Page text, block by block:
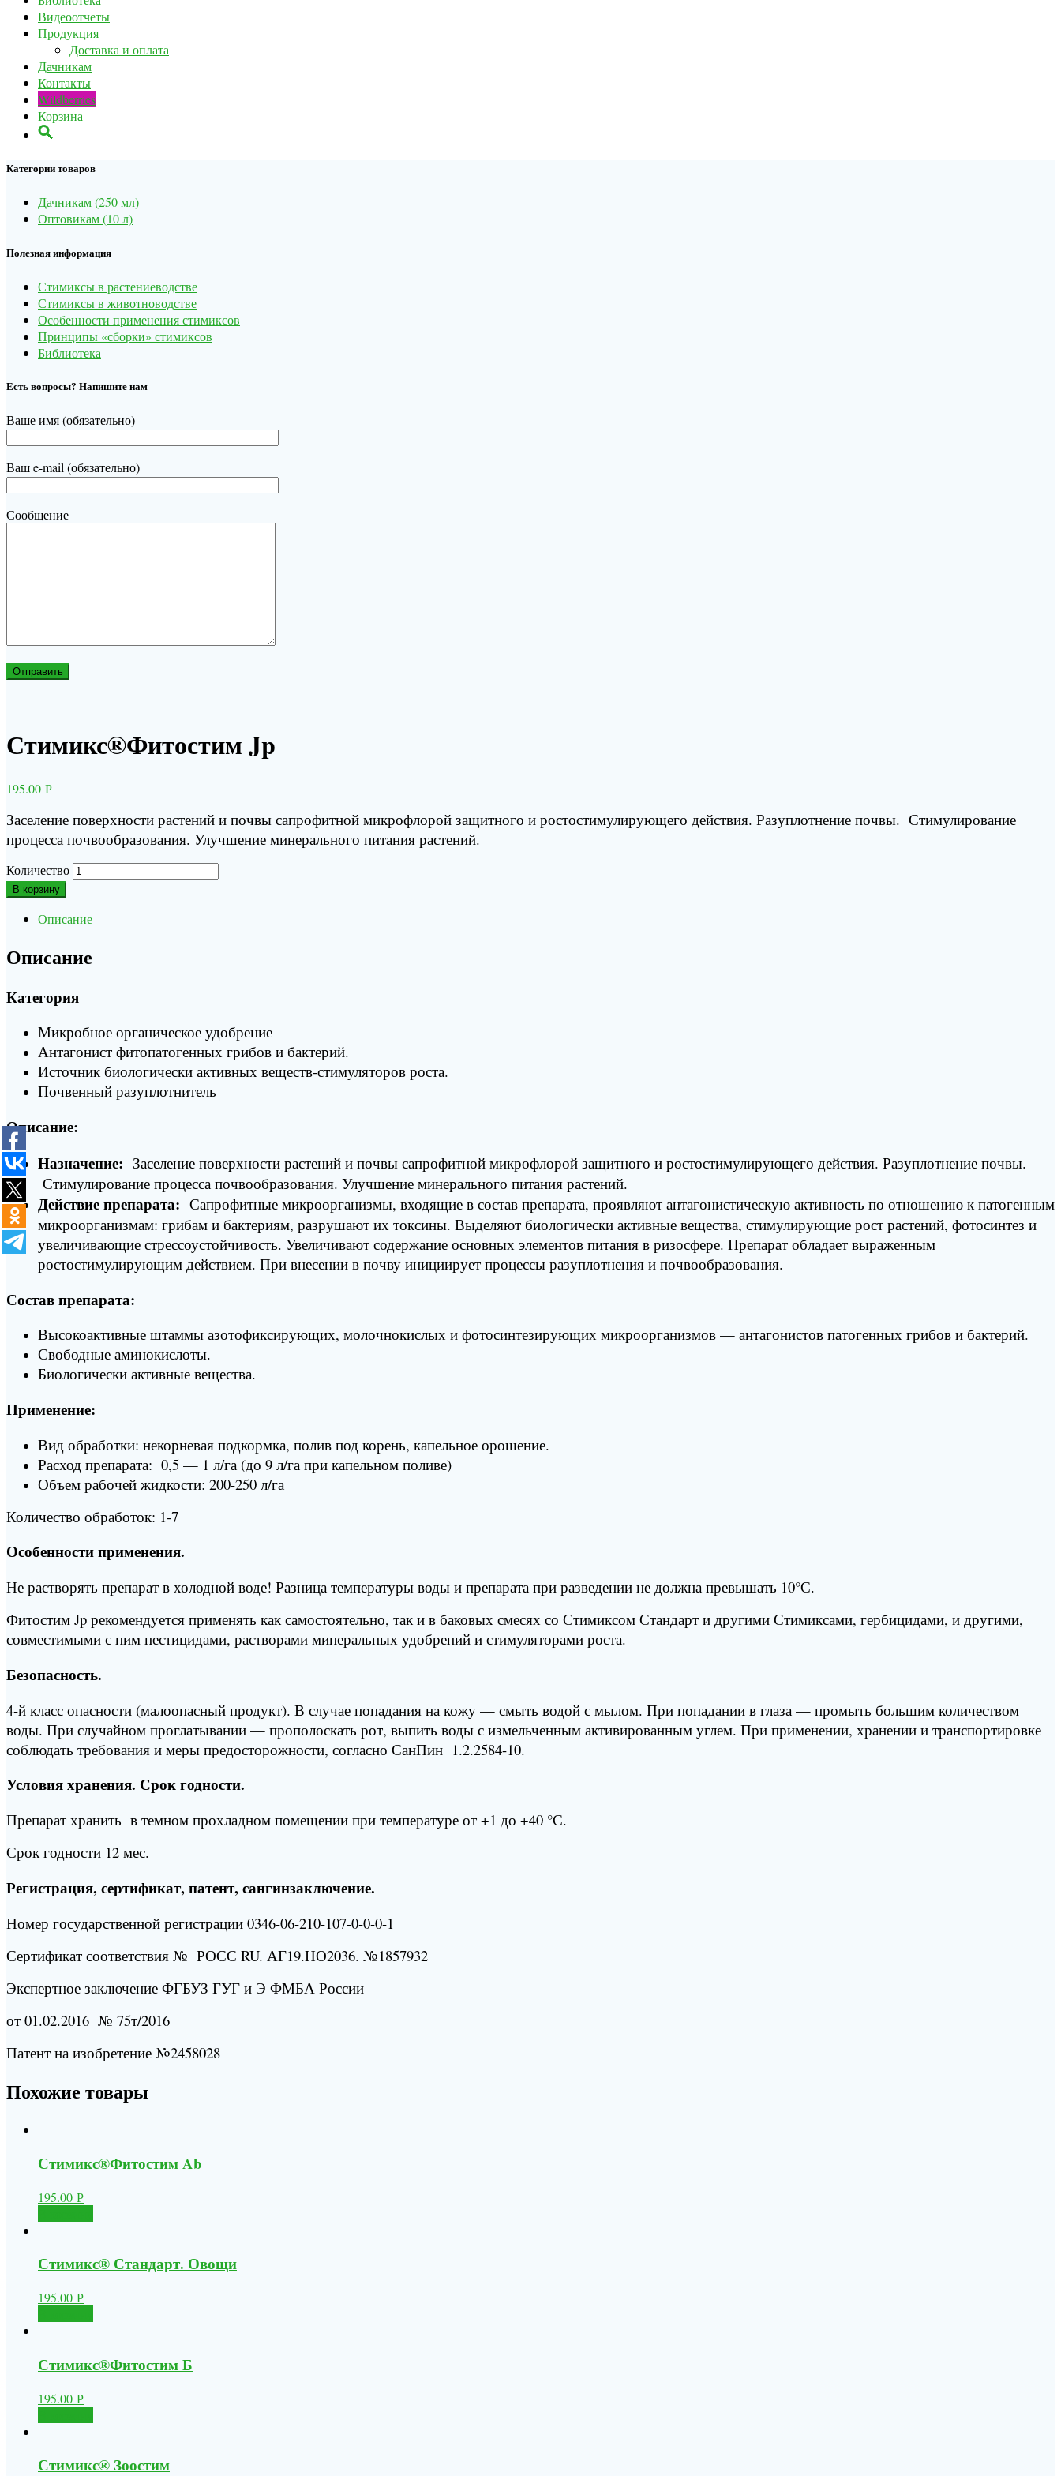
Видеоотчеты
Продукция
Доставка и оплата
Дачникам
Контакты
Wildberries
Корзина
Категории товаров
Дачникам (250 мл)
Оптовикам (10 л)
Полезная информация
Стимиксы в растениеводстве
Стимиксы в животноводстве
Особенности применения стимиксов
Принципы «сборки» стимиксов
Библиотека
Есть вопросы? Напишите нам
Ваше имя (обязательно)
Ваш e-mail (обязательно)
Сообщение
Стимикс®Фитостим Jp
195.00 Р
Заселение поверхности растений и почвы сапрофитной микрофлорой защитного и ростостимулирующего действия. Разуплотнение почвы. Стимулирование
процесса почвообразования. Улучшение минерального питания растений.
Количество
В корзину
Описание
Описание
Категория
Микробное органическое удобрение
Антагонист фитопатогенных грибов и бактерий.
Источник биологически активных веществ-стимуляторов роста.
Почвенный разуплотнитель
Описание:
Назначение: Заселение поверхности растений и почвы сапрофитной микрофлорой защитного и ростостимулирующего действия. Разуплотнение почвы.
Стимулирование процесса почвообразования. Улучшение минерального питания растений.
Действие препарата: Сапрофитные микроорганизмы, входящие в состав препарата, проявляют антагонистическую активность по отношению к патогенным
микроорганизмам: грибам и бактериям, разрушают их токсины. Выделяют биологически активные вещества, стимулирующие рост растений, фотосинтез и
увеличивающие стрессоустойчивость. Увеличивают содержание основных элементов питания в ризосфере. Препарат обладает выраженным
ростостимулирующим действием. При внесении в почву инициирует процессы разуплотнения и почвообразования.
Состав препарата:
Высокоактивные штаммы азотофиксирующих, молочнокислых и фотосинтезирующих микроорганизмов — антагонистов патогенных грибов и бактерий.
Свободные аминокислоты.
Биологически активные вещества.
Применение:
Вид обработки: некорневая подкормка, полив под корень, капельное орошение.
Расход препарата: 0,5 — 1 л/га (до 9 л/га при капельном поливе)
Объем рабочей жидкости: 200-250 л/га
Количество обработок: 1-7
Особенности применения.
Не растворять препарат в холодной воде! Разница температуры воды и препарата при разведении не должна превышать 10°С.
Фитостим Jp рекомендуется применять как самостоятельно, так и в баковых смесях со Стимиксом Стандарт и другими Стимиксами, гербицидами, и другими,
совместимыми с ним пестицидами, растворами минеральных удобрений и стимуляторами роста.
Безопасность.
4-й класс опасности (малоопасный продукт). В случае попадания на кожу — смыть водой с мылом. При попадании в глаза — промыть большим количеством
воды. При случайном проглатывании — прополоскать рот, выпить воды с измельченным активированным углем. При применении, хранении и транспортировке
соблюдать требования и меры предосторожности, согласно СанПин 1.2.2584-10.
Условия хранения. Срок годности.
Препарат хранить в темном прохладном помещении при температуре от +1 до +40 °С.
Срок годности 12 мес.
Регистрация, сертификат, патент, сангинзаключение.
Номер государственной регистрации 0346-06-210-107-0-0-0-1
Сертификат соответствия № РОСС RU. АГ19.НО2036. №1857932
Экспертное заключение ФГБУЗ ГУГ и Э ФМБА России
от 01.02.2016 № 75т/2016
Патент на изобретение №2458028
Похожие товары
Стимикс®Фитостим Ab
195.00 Р
Стимикс® Стандарт. Овощи
195.00 Р
Стимикс®Фитостим Б
195.00 Р
Стимикс® Зоостим